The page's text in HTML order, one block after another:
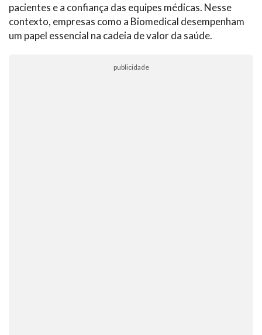
pacientes e a confiança das equipes médicas. Nesse
contexto, empresas como a Biomedical desempenham
um papel essencial na cadeia de valor da saúde.
publicidade